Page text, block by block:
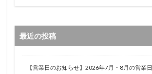
最近の投稿
【営業日のお知らせ】2026年7月・8月の営業日